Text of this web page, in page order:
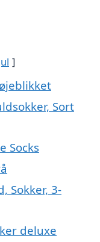
Sort
Socks
Sokker, 3-
deluxe